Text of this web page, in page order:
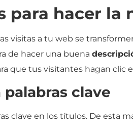
para hacer
visitas a tu web se
de hacer una buena
que tus visitantes hagan clic
palabras clave
clave en los títulos. De esta